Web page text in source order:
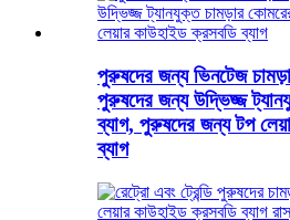
পুরুষদের জন্য ভিনটেজ
পুরুষদের জন্য উদ্ভিজ্জ
ব্যাগ, পুরুষদের জন্য টপ
ব্যাগ